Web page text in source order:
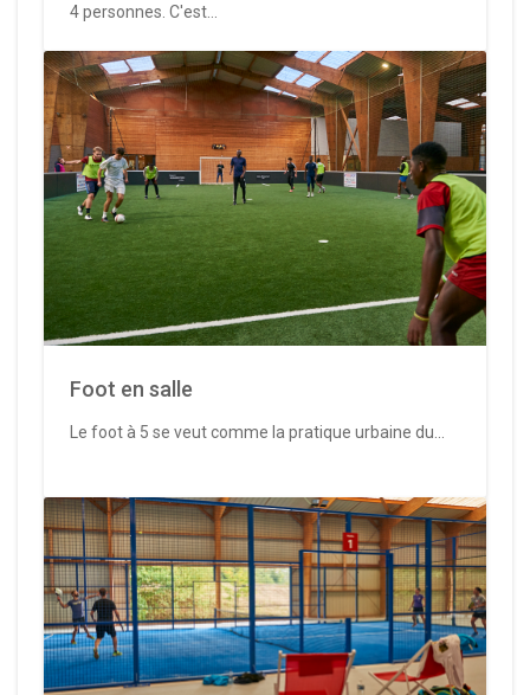
4 personnes. C'est...
Foot en salle
Le foot à 5 se veut comme la pratique urbaine du...